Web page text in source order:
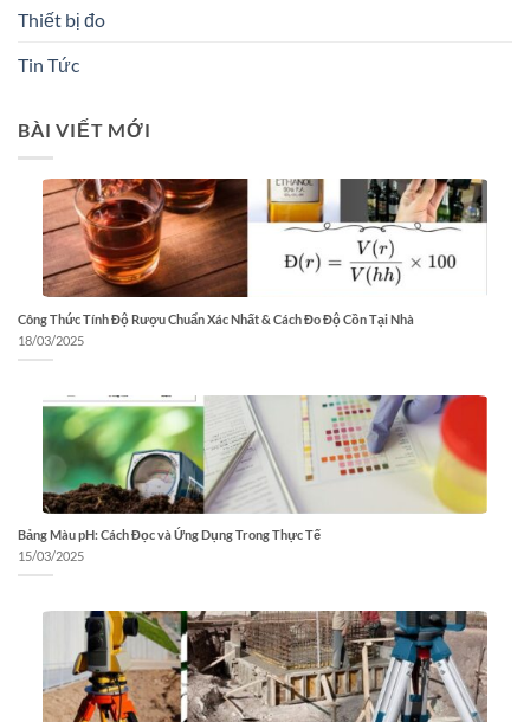
Thiết bị đo
Tin Tức
BÀI VIẾT MỚI
Công Thức Tính Độ Rượu Chuẩn Xác Nhất & Cách Đo Độ Cồn Tại Nhà
18/03/2025
Bảng Màu pH: Cách Đọc và Ứng Dụng Trong Thực Tế
15/03/2025